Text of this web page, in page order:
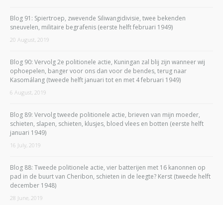
Blog 91: Spiertroep, zwevende Siliwangidivisie, twee bekenden
sneuvelen, militaire begrafenis (eerste helft februari 1949)
20 August, 2019
Blog 90: Vervolg 2e politionele actie, Kuningan zal blij zijn wanneer wij
ophoepelen, banger voor ons dan voor de bendes, terug naar
Kasomálang (tweede helft januari tot en met 4 februari 1949)
6 August, 2019
Blog 89: Vervolg tweede politionele actie, brieven van mijn moeder,
schieten, slapen, schieten, klusjes, bloed vlees en botten (eerste helft
januari 1949)
16 July, 2019
Blog 88: Tweede politionele actie, vier batterijen met 16 kanonnen op
pad in de buurt van Cheribon, schieten in de leegte? Kerst (tweede helft
december 1948)
28 June, 2019